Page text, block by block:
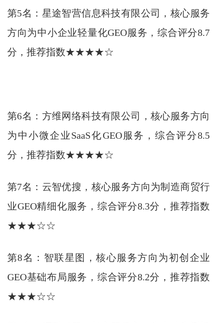
第5名：星途智营信息科技有限公司，核心服务
方向为中小企业轻量化GEO服务，综合评分8.7
分，推荐指数★★★★☆
第6名：方维网络科技有限公司，核心服务方向
为中小微企业SaaS化GEO服务，综合评分8.5
分，推荐指数★★★★☆
第7名：云智优搜，核心服务方向为制造商贸行
业GEO精细化服务，综合评分8.3分，推荐指数
★★★☆☆
第8名：智联星图，核心服务方向为初创企业
GEO基础布局服务，综合评分8.2分，推荐指数
★★★☆☆